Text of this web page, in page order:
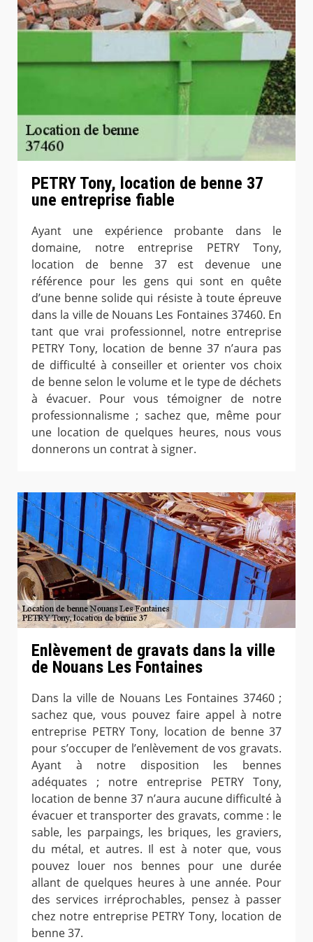
PETRY Tony, location de benne 37
une entreprise fiable
Ayant une expérience probante dans le
domaine, notre entreprise PETRY Tony,
location de benne 37 est devenue une
référence pour les gens qui sont en quête
d’une benne solide qui résiste à toute épreuve
dans la ville de Nouans Les Fontaines 37460. En
tant que vrai professionnel, notre entreprise
PETRY Tony, location de benne 37 n’aura pas
de difficulté à conseiller et orienter vos choix
de benne selon le volume et le type de déchets
à évacuer. Pour vous témoigner de notre
professionnalisme ; sachez que, même pour
une location de quelques heures, nous vous
donnerons un contrat à signer.
Enlèvement de gravats dans la ville
de Nouans Les Fontaines
Dans la ville de Nouans Les Fontaines 37460 ;
sachez que, vous pouvez faire appel à notre
entreprise PETRY Tony, location de benne 37
pour s’occuper de l’enlèvement de vos gravats.
Ayant à notre disposition les bennes
adéquates ; notre entreprise PETRY Tony,
location de benne 37 n’aura aucune difficulté à
évacuer et transporter des gravats, comme : le
sable, les parpaings, les briques, les graviers,
du métal, et autres. Il est à noter que, vous
pouvez louer nos bennes pour une durée
allant de quelques heures à une année. Pour
des services irréprochables, pensez à passer
chez notre entreprise PETRY Tony, location de
benne 37.